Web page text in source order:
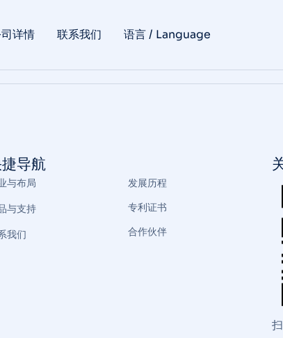
详情 联系我们 语言 / Language
导航
与布局
与支持
我们
发展历程
专利证书
合作伙伴